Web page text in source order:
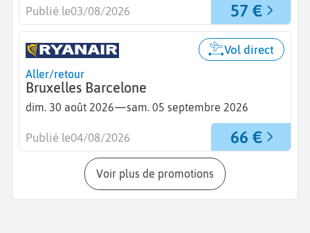
57 €
Publié le03/08/2026
Aller/retour
Bruxelles Barcelone
dim. 30 août 2026—sam. 05 septembre 2026
Vol direct
66 €
Publié le04/08/2026
Voir plus de promotions